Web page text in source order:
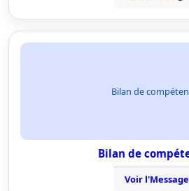
Bilan de
Bilan de
Voir l'Message